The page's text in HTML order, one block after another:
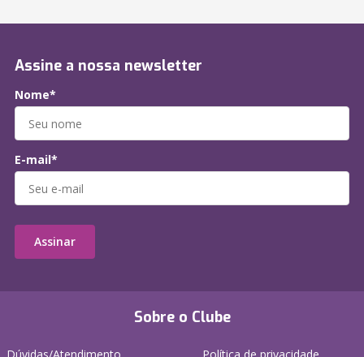
Sobre o Clube
Assine a nossa newsletter
Nome*
E-mail*
Assinar